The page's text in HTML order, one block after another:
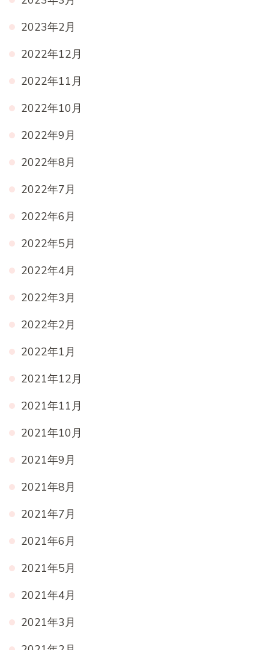
2023年2月
2022年12月
2022年11月
2022年10月
2022年9月
2022年8月
2022年7月
2022年6月
2022年5月
2022年4月
2022年3月
2022年2月
2022年1月
2021年12月
2021年11月
2021年10月
2021年9月
2021年8月
2021年7月
2021年6月
2021年5月
2021年4月
2021年3月